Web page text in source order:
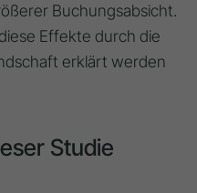
Buchungsabsicht.
Effekte durch die
erklärt werden
Studie